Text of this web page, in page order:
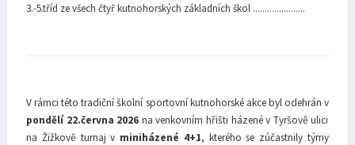
3.-5.tříd ze všech čtyř kutnohorských základních škol ......................
V rámci této tradiční školní sportovní kutnohorské akce byl odehrán v
pondělí 22.června 2026 na venkovním hřišti házené v Tyršově ulici
na Žižkově turnaj v miniházené 4+1, kterého se zúčastnily týmy